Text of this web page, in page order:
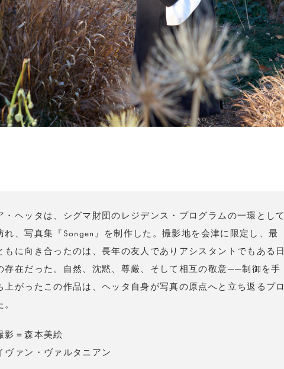
・ヘッタは、シグマ財団のレジデンス・プログラムの一環として
れ、写真集『Songen』を制作した。撮影地を会津に限定し、最
もに向き合ったのは、長年の友人でありアシスタントでもある日
存在だった。自然、沈黙、尊厳、そして相互の敬意──制御を手
上がったこの作品は、ヘッタ自身が写真の原点へと立ち返るプロ
影＝森本美絵
ヴァン・ヴァルタニアン